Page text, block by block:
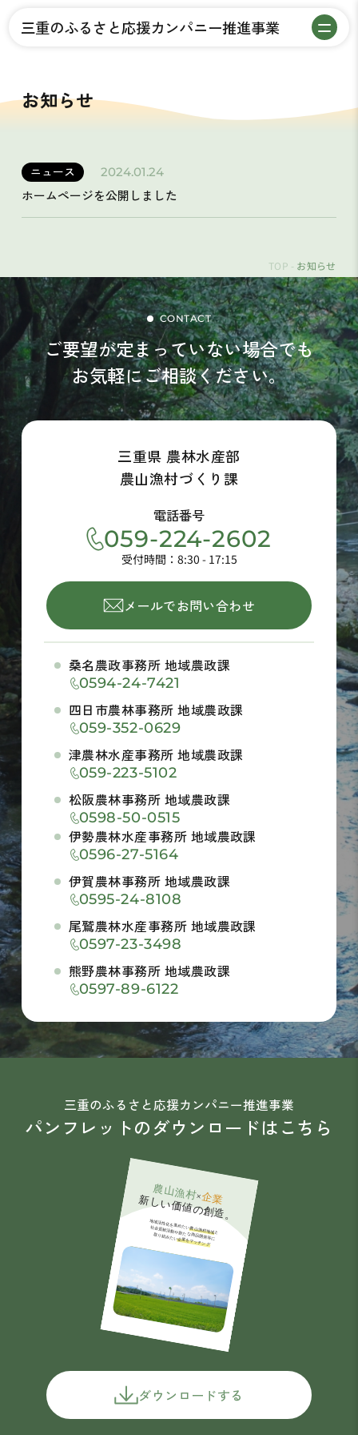
三重のふるさと応援カンパニー推進事業
お知らせ
ニュース 2024.01.24
ホームページを公開しました
TOP お知らせ
CONTACT
ご要望が定まっていない場合でも
お気軽にご相談ください。
三重県 農林水産部
農山漁村づくり課
電話番号
059-224-2602
受付時間：8:30 - 17:15
メールでお問い合わせ
桑名農政事務所 地域農政課
0594-24-7421
四日市農林事務所 地域農政課
059-352-0629
津農林水産事務所 地域農政課
059-223-5102
松阪農林事務所 地域農政課
0598-50-0515
伊勢農林水産事務所 地域農政課
0596-27-5164
伊賀農林事務所 地域農政課
0595-24-8108
尾鷲農林水産事務所 地域農政課
0597-23-3498
熊野農林事務所 地域農政課
0597-89-6122
三重のふるさと応援カンパニー推進事業
パンフレットのダウンロードはこちら
ダウンロードする